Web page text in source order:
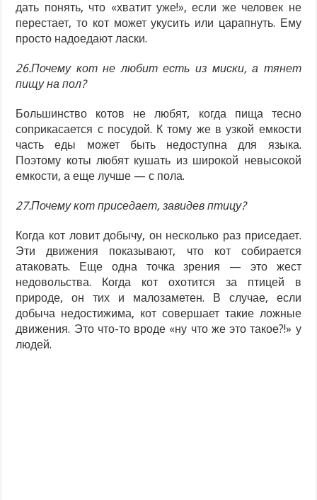
дать понять, что «хватит уже!», если же человек не
перестает, то кот может укусить или царапнуть. Ему
просто надоедают ласки.
26.Почему кот не любит есть из миски, а тянет
пищу на пол?
Большинство котов не любят, когда пища тесно
соприкасается с посудой. К тому же в узкой емкости
часть еды может быть недоступна для языка.
Поэтому коты любят кушать из широкой невысокой
емкости, а еще лучше — с пола.
27.Почему кот приседает, завидев птицу?
Когда кот ловит добычу, он несколько раз приседает.
Эти движения показывают, что кот собирается
атаковать. Еще одна точка зрения — это жест
недовольства. Когда кот охотится за птицей в
природе, он тих и малозаметен. В случае, если
добыча недостижима, кот совершает такие ложные
движения. Это что-то вроде «ну что же это такое?!» у
людей.